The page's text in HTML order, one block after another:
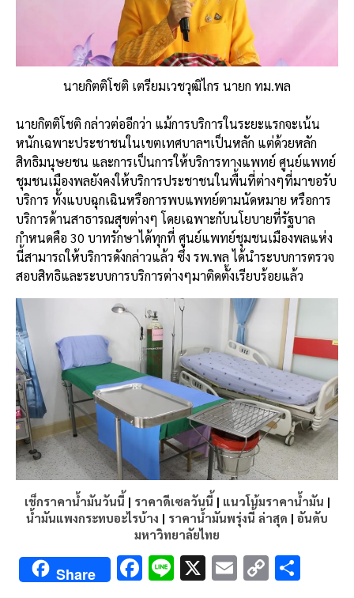
นายกิตติโชติ เตรียมเวชวุฒิไกร นายก ทม.พล
นายกิตติโชติ กล่าวต่ออีกว่า แม้การบริการในระยะแรกจะเน้น
หนักเฉพาะประชาชนในเขตเทศบาลฯเป็นหลัก แต่ด้วยหลัก
สิทธิมนุษยชน และการเป็นการให้บริการทางแพทย์ ศูนย์แพทย์
ชุมชนเมืองพลยังคงให้บริการประชาชนในพื้นที่ต่างๆที่มาขอรับ
บริการ ทั้งแบบฉุกเฉินหรือการพบแพทย์ตามนัดหมาย หรือการ
บริการด้านสาธารณสุขต่างๆ โดยเฉพาะกับนโยบายที่รัฐบาล
กำหนดคือ 30 บาทรักษาได้ทุกที่ ศูนย์แพทย์ชุมชนเมืองพลแห่ง
นี้สามารถให้บริการดังกล่าวแล้ว ซึ่ง รพ.พล ได้นำระบบการตรวจ
สอบสิทธิและระบบการบริการต่างๆมาติดตั้งเรียบร้อยแล้ว
เช็กราคาน้ำมันวันนี้ | ราคาดีเซลวันนี้ | แนวโน้มราคาน้ำมัน |
น้ำมันแพงกระทบอะไรบ้าง | ราคาน้ำมันพรุ่งนี้ ล่าสุด | อันดับ
มหาวิทยาลัยไทย
Share F Li X E C